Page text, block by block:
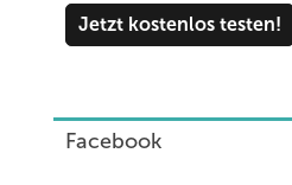
Jetzt kostenlos testen!
Facebook